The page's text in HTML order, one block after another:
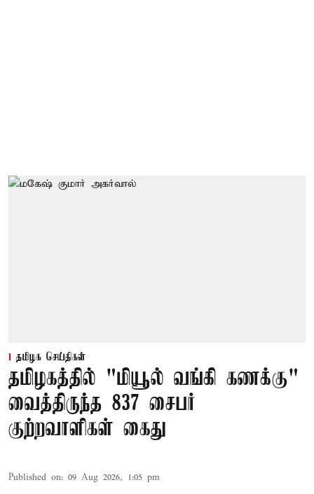
தமிழக செய்திகள்
தமிழகத்தில் "மியூல் வங்கி கணக்கு"
வைத்திருந்த 837 சைபர்
குற்றவாளிகள் கைது
Published on: 09 Aug 2026, 1:05 pm